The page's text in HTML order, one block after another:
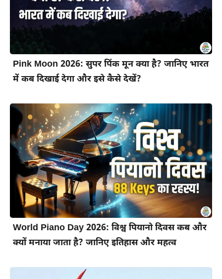
Pink Moon 2026: सुपर पिंक मून क्या है? जानिए भारत
में कब दिखाई देगा और इसे कैसे देखें?
World Piano Day 2026: विश्व पियानो दिवस कब और
क्यों मनाया जाता है? जानिए इतिहास और महत्व